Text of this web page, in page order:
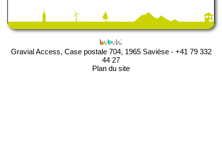
Plan du site
Gravial Access, Case postale 704, 1965 Savièse - +41 79 332
44 27